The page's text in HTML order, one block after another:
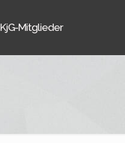
KjG-Mitglieder